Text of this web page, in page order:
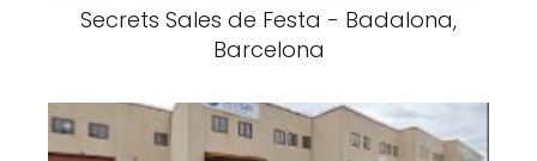
Secrets Sales de Festa - Badalona,
Barcelona